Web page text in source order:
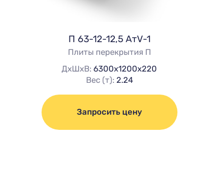
П 63-12-12,5 АтV-1
Плиты перекрытия П
ДхШхВ:6300х1200х220
Вес (т): 2.24
Запросить цену